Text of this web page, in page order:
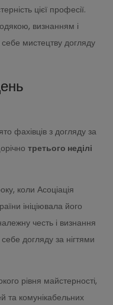
цієї професії.
визнанням і
мистецтву догляду
фахівців з догляду за
третього неділі
коли Асоціація
ініціювала його
честь і визнання
догляду за нігтями
рівня майстерності,
та комунікабельних